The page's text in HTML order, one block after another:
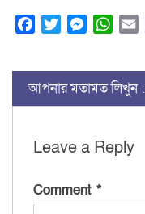
FacebookTwitter
আপনার মতামত লিখুন :
Leave a Reply
Comment *